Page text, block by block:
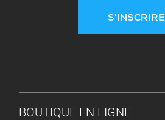
S'INSCRIRE
MENU DU PIED DE PAGE
BOUTIQUE EN LIGNE